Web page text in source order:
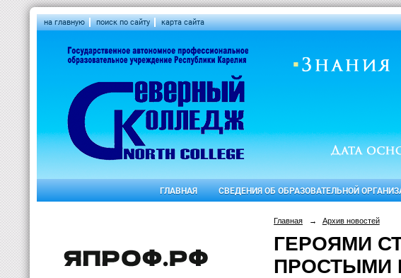
на главную поиск по сайту карта сайта
ГЛАВНАЯ СВЕДЕНИЯ ОБ ОБРАЗОВАТЕЛЬНОЙ
Главная → Архив новостей
ГЕРОЯМИ
ПРОСТЫМИ